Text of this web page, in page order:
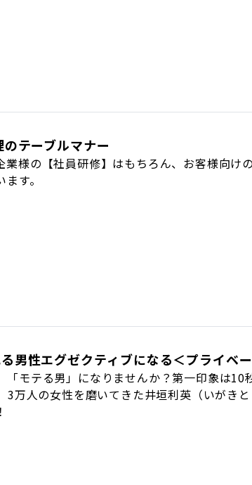
テーブルマナー
様の【社員研修】はもちろん、お客様向け
す。
男性エグゼクティブになる＜プライベ
「モテる男」になりませんか？第一印象は
3万人の女性を磨いてきた井垣利英（いがき